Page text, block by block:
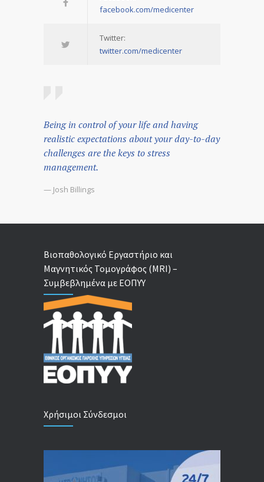
facebook.com/medicenter
Twitter:
twitter.com/medicenter
Being in control of your life and having
realistic expectations about your day-to-day
challenges are the keys to stress
management.
— Josh Billings
Βιοπαθολογικό Εργαστήριο και
Μαγνητικός Τομογράφος (MRI) –
Συμβεβλημένα με ΕΟΠΥΥ
Χρήσιμοι Σύνδεσμοι